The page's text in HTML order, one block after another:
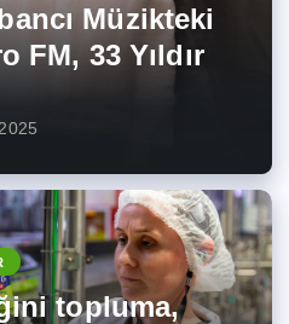
Müzikteki
FM, 33 Yıldır
topluma,